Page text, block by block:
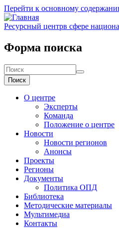
Перейти к основному
Ресурсный центрв сфере
Форма поиска
Поиск
О центре
Эксперты
Команда
Положение о центре
Новости
Новости регионов
Анонсы
Проекты
Регионы
Документы
Политика ОПД
Библиотека
Методические материалы
Мультимедиа
Контакты